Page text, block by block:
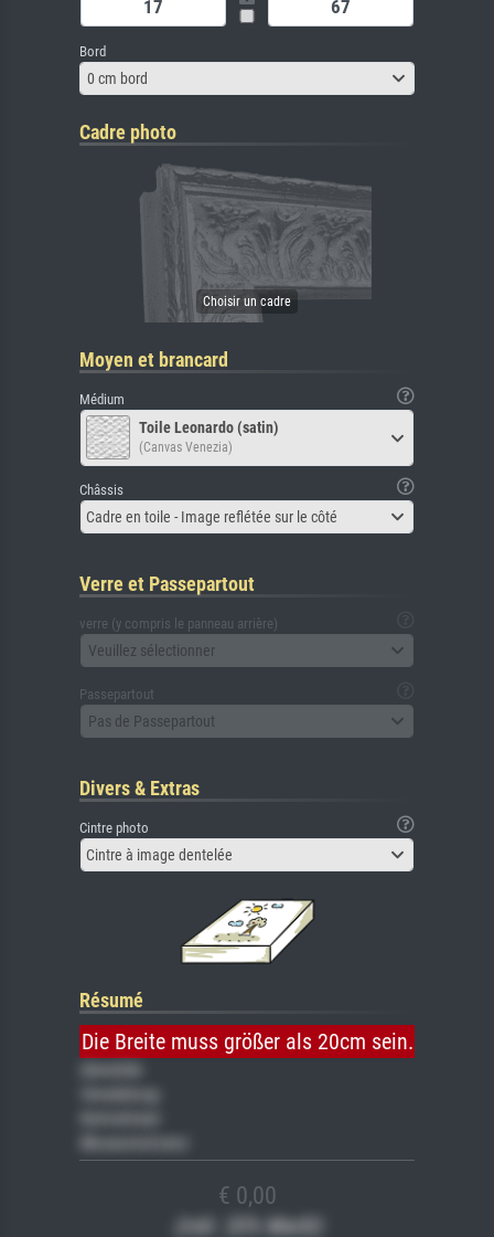
Bord
0 cm bord
Cadre photo
Moyen et brancard
Médium
Toile Leonardo (satin)
(Canvas Venezia)
Châssis
Cadre en toile - Image reflétée sur le côté
Verre et Passepartout
verre (y compris le panneau arrière)
Veuillez sélectionner
Passepartout
Pas de Passepartout
Divers & Extras
Cintre photo
Cintre à image dentelée
Résumé
Die Breite muss größer als 20cm sein.
€ 0,00
(inkl. 20% MwSt)